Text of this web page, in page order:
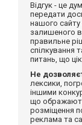
Відгук - це
передати
нашого
залишеного
правильне
спілкування
питань, що
Не
лексики,
іншими
що ображають
розміщення
реклама та